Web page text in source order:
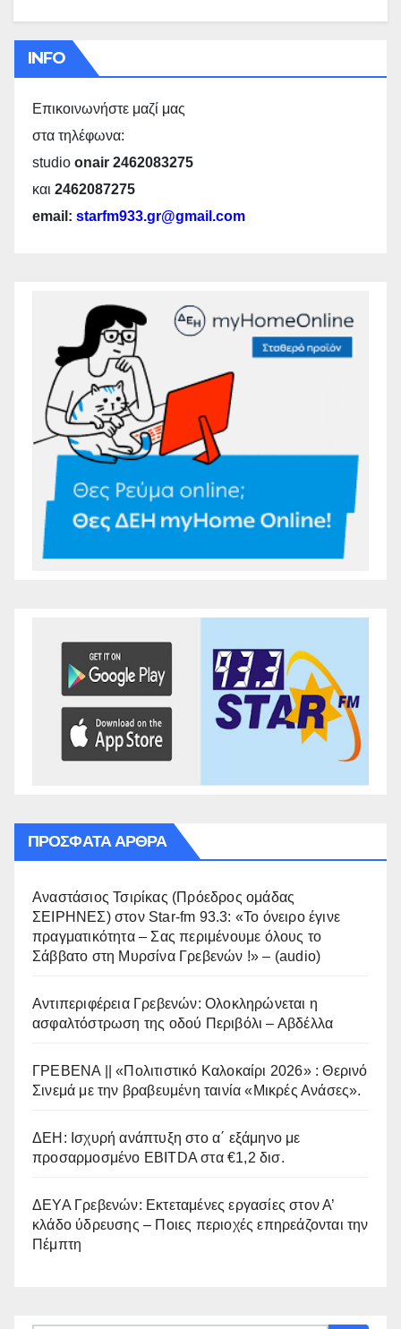
INFO
Επικοινωνήστε μαζί μας
στα τηλέφωνα:
studio onair 2462083275
και 2462087275
email: starfm933.gr@gmail.com
ΠΡΌΣΦΑΤΑ ΆΡΘΡΑ
Αναστάσιος Τσιρίκας (Πρόεδρος ομάδας
ΣΕΙΡΗΝΕΣ) στον Star-fm 93.3: «Το όνειρο έγινε
πραγματικότητα – Σας περιμένουμε όλους το
Σάββατο στη Μυρσίνα Γρεβενών !» – (audio)
Αντιπεριφέρεια Γρεβενών: Ολοκληρώνεται η
ασφαλτόστρωση της οδού Περιβόλι – Αβδέλλα
ΓΡΕΒΕΝΑ || «Πολιτιστικό Καλοκαίρι 2026» : Θερινό
Σινεμά με την βραβευμένη ταινία «Μικρές Ανάσες».
ΔΕΗ: Ισχυρή ανάπτυξη στο α΄ εξάμηνο με
προσαρμοσμένο EBITDA στα €1,2 δισ.
ΔΕΥΑ Γρεβενών: Εκτεταμένες εργασίες στον Α’
κλάδο ύδρευσης – Ποιες περιοχές επηρεάζονται την
Πέμπτη